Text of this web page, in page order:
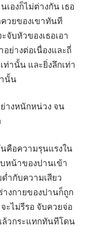
เองก็ไม่ต่างกัน เธอ
วยของเขาทันที
จับหัวของเธอเอา
ย่างต่อเนื่องและถี่
ท่านั้น และยิ่งลึกเท่า
านั้น
างหนักหน่วง จน
คือความรุนแรงใน
หน้าของปานเข้า
ำกับความเสียว
งกายของปานก็ถูก
ะไม่รีรอ จับควยจ่อ
ล้วกระแทกทันทีโดน